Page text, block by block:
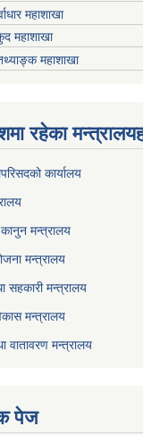
महाशाखा
महाशाखा
महाशाखा
रहेका
कार्यालय
मन्त्रालय
मन्त्रालय
सहकारी मन्त्रालय
मन्त्रालय
वातावरण मन्त्रालय
पेज